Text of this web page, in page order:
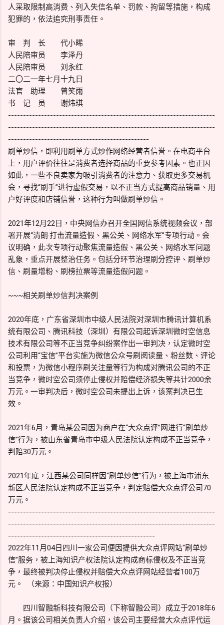
人采取限制高消费、列入失信名单、罚款、拘留等措施，构成
犯罪的，依法追究刑事责任。
审 判 长 代小晞
人民陪审员 李泽丹
人民陪审员 刘永红
二〇二一年七月十九日
法官 助理 曾笑雨
书 记 员 谢炜琪
---------------------------------------------------------------------
---------------------------------------------------------------------
-----------------------------------------------
刷单炒信，即利用刷单方式炒作网络经营者信誉。在电商平台
上，用户评价往往是消费者选择商品的重要参考因素。也正因
如此，一些不良卖家为吸引消费者的注意力、获取更多交易机
会，寻找“刷手”进行虚假交易，以不正当方式提高商品销量、用
户好评度和店铺信誉，这种行为叫做刷单炒信。
2021年12月22日，中央网信办召开全国网信系统视频会议，部
署开展“清朗·打击流量造假、黑公关、网络水军”专项行动。会
议明确，此次专项行动聚焦流量造假、黑公关、网络水军问题
乱象，重点开展整治任务。包括分环节治理刷分控评、刷单炒
信、刷量增粉、刷榜拉票等流量造假问题。
~~~相关刷单炒信判决案例
2020年底，广东省深圳市中级人民法院对深圳市腾讯计算机系
统有限公司、腾讯科技（深圳）有限公司起诉深圳微时空信息
技术有限公司等不正当竞争纠纷案作出一审判决，认定微时空
公司利用“宝信”平台实施为微信公众号刷阅读量、粉丝数、评论
和投票，为微信小程序刷关注量等行为构成对腾讯公司的不正
当竞争，微时空公司须停止侵权并赔偿经济损失等共计2000余
万元。一审判决后，微时空公司未提出上诉，该案判决已生
效。
2021年6月，青岛某公司因为商户在“大众点评”网进行“刷单炒
信”行为，被山东省青岛市中级人民法院认定构成不正当竞争，
判赔30万元。
2021年底，江西某公司同样因“刷单炒信”行为，被上海市浦东
新区人民法院认定构成不正当竞争，判定赔偿大众点评公司70
万元。
---------------------------------------------------------------------
---------------------------------------------------------------------
-------------------------------------------------
2022年11月04日四川一家公司便因提供大众点评网站“刷单炒
信”服务，被上海知识产权法院认定构成商标侵权及不正当竞
争，最终被判决停止侵权并赔偿大众点评网站经营者100万
元。 （来源：中国知识产权报）
四川智融新科技有限公司（下称智融公司）成立于2018年6
月。据该公司相关负责人介绍，该公司主要经营大众点评代运